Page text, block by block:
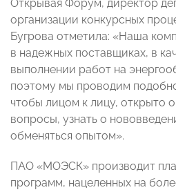
Открывая Форум, директор
организации конкурсных
Бугрова отметила: «Наша
в надежных поставщиках, в
выполнении работ на
поэтому мы проводим
чтобы лицом к лицу, открыто
вопросы, узнать о
обменяться опытом».
ПАО «МОЭСК» производит
программ, нацеленных на